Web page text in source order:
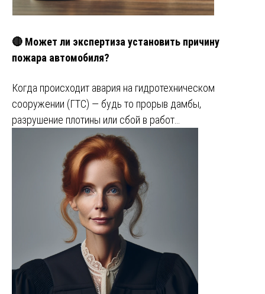
🔴 Может ли экспертиза установить причину
пожара автомобиля?
Когда происходит авария на гидротехническом
сооружении (ГТС) — будь то прорыв дамбы,
разрушение плотины или сбой в работ…